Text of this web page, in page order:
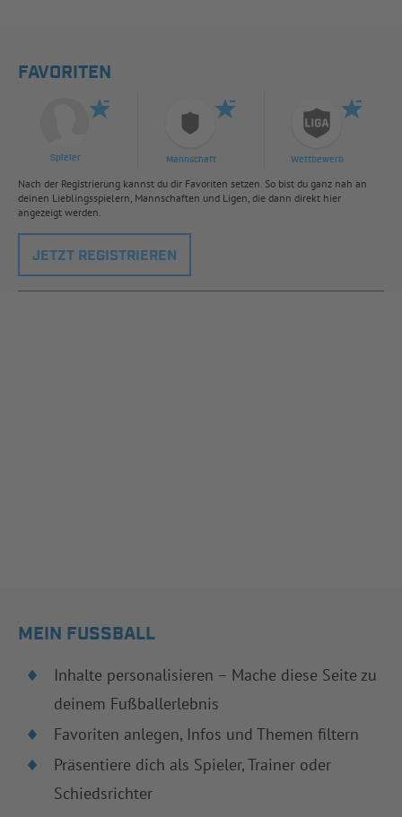
FAVORITEN
Spieler Mannschaft Wettbewerb
Nach der Registrierung kannst du dir Favoriten setzen. So bist du ganz nah an
deinen Lieblingsspielern, Mannschaften und Ligen, die dann direkt hier
angezeigt werden.
JETZT REGISTRIEREN
MEIN FUSSBALL
Inhalte personalisieren – Mache diese Seite zu
deinem Fußballerlebnis
Favoriten anlegen, Infos und Themen filtern
Präsentiere dich als Spieler, Trainer oder
Schiedsrichter